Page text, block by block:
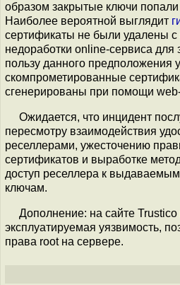
образом закрытые ключи попали
Наиболее вероятной выглядит
сертификаты не были удалены с
недоработки online-сервиса для
пользу данного предположения
скомпрометированные
сгенерированы при помощи
Ожидается, что инцидент
пересмотру взаимодействия
реселлерами, ужесточению
сертификатов и выработке
доступ реселлера к
ключам.
Дополнение: на сайте Trustico
эксплуатируемая уязвимость,
права root на сервере.